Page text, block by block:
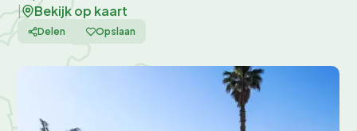
Bekijk op kaart
Delen Opslaan